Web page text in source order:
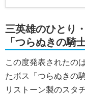
三英雄のひとり
「つらぬきの騎士
この度発表されたの
たボス「つらぬきの
リストーン製のスタ